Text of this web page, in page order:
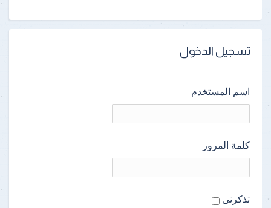
تسجيل الدخول
اسم المستخدم
كلمة المرور
تذكرنى